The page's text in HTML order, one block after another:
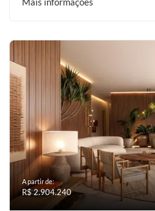
A partir de:
R$ 2.904.240